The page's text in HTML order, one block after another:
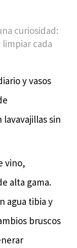
curiosidad:
cada
y vasos
sin
vino,
alta gama.
agua tibia y
bruscos